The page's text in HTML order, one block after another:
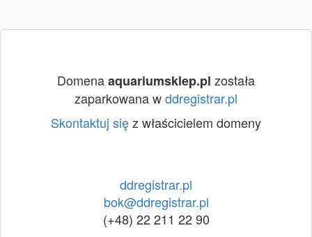
Domenaaquariumsklep.pl została
zaparkowana wddregistrar.pl
Skontaktuj sięz właścicielem domeny
ddregistrar.pl
bok@ddregistrar.pl
(+48) 22 211 22 90